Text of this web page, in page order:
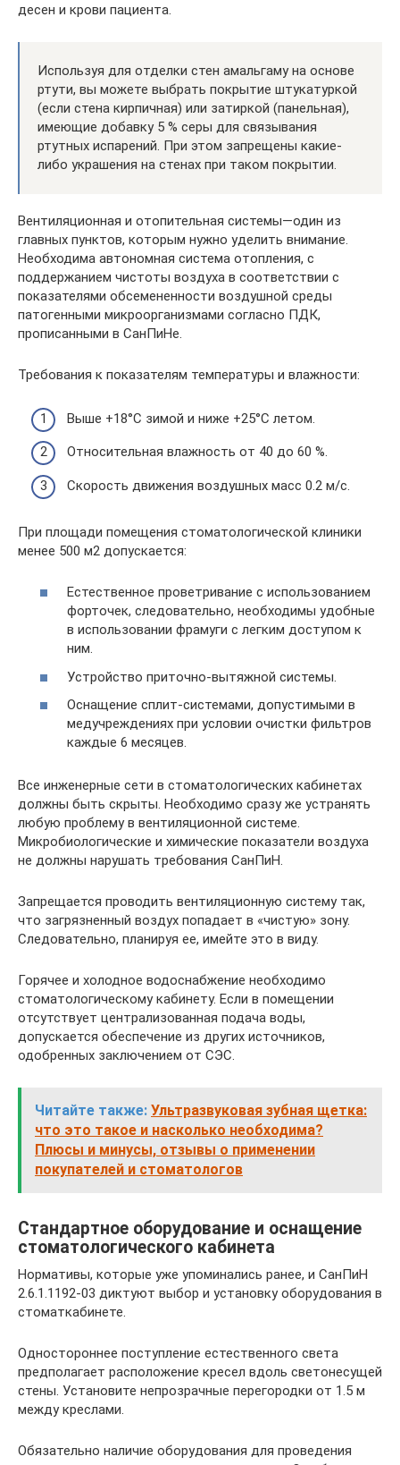
десен и крови пациента.
Используя для отделки стен амальгаму на основе
ртути, вы можете выбрать покрытие штукатуркой
(если стена кирпичная) или затиркой (панельная),
имеющие добавку 5 % серы для связывания
ртутных испарений. При этом запрещены какие-
либо украшения на стенах при таком покрытии.
Вентиляционная и отопительная системы—один из
главных пунктов, которым нужно уделить внимание.
Необходима автономная система отопления, с
поддержанием чистоты воздуха в соответствии с
показателями обсемененности воздушной среды
патогенными микроорганизмами согласно ПДК,
прописанными в СанПиНе.
Требования к показателям температуры и влажности:
Выше +18°С зимой и ниже +25°С летом.
Относительная влажность от 40 до 60 %.
Скорость движения воздушных масс 0.2 м/с.
При площади помещения стоматологической клиники
менее 500 м2 допускается:
Естественное проветривание с использованием
форточек, следовательно, необходимы удобные
в использовании фрамуги с легким доступом к
ним.
Устройство приточно-вытяжной системы.
Оснащение сплит-системами, допустимыми в
медучреждениях при условии очистки фильтров
каждые 6 месяцев.
Все инженерные сети в стоматологических кабинетах
должны быть скрыты. Необходимо сразу же устранять
любую проблему в вентиляционной системе.
Микробиологические и химические показатели воздуха
не должны нарушать требования СанПиН.
Запрещается проводить вентиляционную систему так,
что загрязненный воздух попадает в «чистую» зону.
Следовательно, планируя ее, имейте это в виду.
Горячее и холодное водоснабжение необходимо
стоматологическому кабинету. Если в помещении
отсутствует централизованная подача воды,
допускается обеспечение из других источников,
одобренных заключением от СЭС.
Читайте также: Ультразвуковая зубная щетка:
что это такое и насколько необходима?
Плюсы и минусы, отзывы о применении
покупателей и стоматологов
Стандартное оборудование и оснащение
стоматологического кабинета
Нормативы, которые уже упоминались ранее, и СанПиН
2.6.1.1192-03 диктуют выбор и установку оборудования в
стоматкабинете.
Одностороннее поступление естественного света
предполагает расположение кресел вдоль светонесущей
стены. Установите непрозрачные перегородки от 1.5 м
между креслами.
Обязательно наличие оборудования для проведения